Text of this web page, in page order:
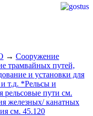
→ Сооружение
трамвайных путей,
и установки для
т.д. *Рельсы и
рельсовые пути см.
железных/ канатных
см. 45.120